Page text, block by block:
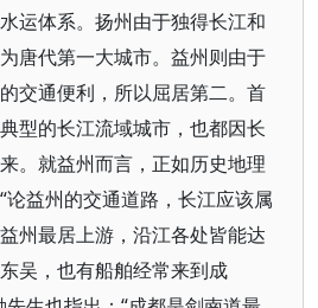
运体系。扬州由于独得长江和
唐代第一大城市。益州则由于
交通便利，所以屈居第二。首
型的长江流域城市，也都因长
。就益州而言，正如历史地理
论益州的交通道路，长江应该属
州最居上游，沿江各处皆能达
吴，也有船舶经常来到成